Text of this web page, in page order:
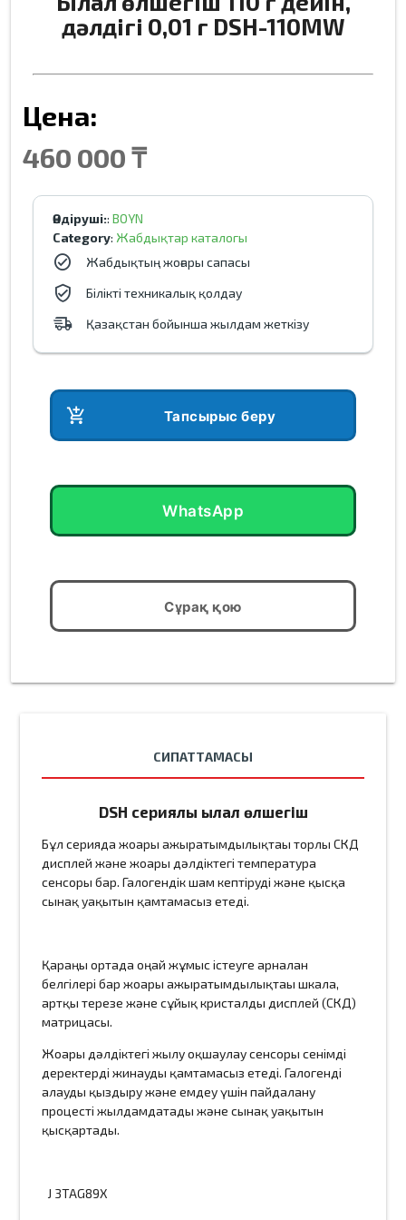
дәлдігі 0,01 г DSH-110MW
Цена:
460 000 ₸
Өндіруші:: BOYN
Category: Жабдықтар каталогы
Жабдықтың жоғары сапасы
Білікті техникалық қолдау
Қазақстан бойынша жылдам жеткізу
add_shopping_cart Тапсырыс беру
WhatsApp
Сұрақ қою
СИПАТТАМАСЫ
DSH сериялы ылғал өлшегіш
Бұл серияда жоғары ажыратымдылықтағы торлы СКД
дисплей және жоғары дәлдіктегі температура
сенсоры бар. Галогендік шам кептіруді және қысқа
сынақ уақытын қамтамасыз етеді.
Қараңғы ортада оңай жұмыс істеуге арналған
белгілері бар жоғары ажыратымдылықтағы шкала,
артқы терезе және сұйық кристалды дисплей (СКД)
матрицасы.
Жоғары дәлдіктегі жылу оқшаулау сенсоры сенімді
деректерді жинауды қамтамасыз етеді. Галогенді
алауды қыздыру және емдеу үшін пайдалану
процесті жылдамдатады және сынақ уақытын
қысқартады.
J 3TAG89X